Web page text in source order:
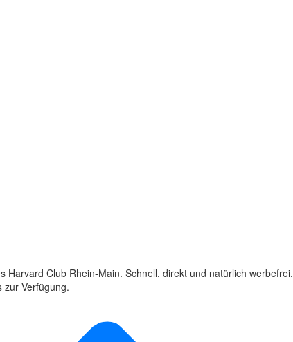
Club Rhein-Main. Schnell, direkt und natürlich werbefrei.
zur Verfügung.